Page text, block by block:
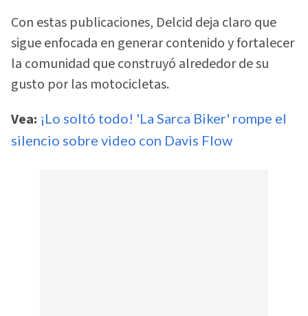
Con estas publicaciones, Delcid deja claro que
sigue enfocada en generar contenido y fortalecer
la comunidad que construyó alrededor de su
gusto por las motocicletas.
Vea: ¡Lo soltó todo! 'La Sarca Biker' rompe el
silencio sobre video con Davis Flow